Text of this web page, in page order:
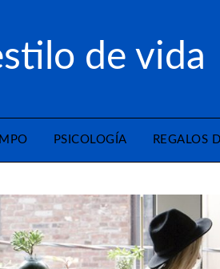
de vida
PSICOLOGÍA REGALOS